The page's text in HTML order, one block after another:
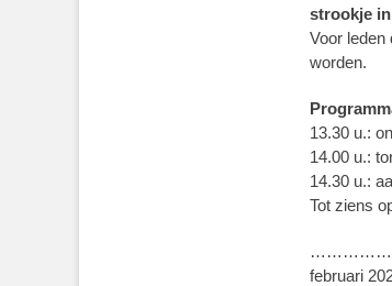
strookje
Voor leden
worden.
13.30 u.:
14.00 u.:
14.30 u.:
Tot ziens
februari